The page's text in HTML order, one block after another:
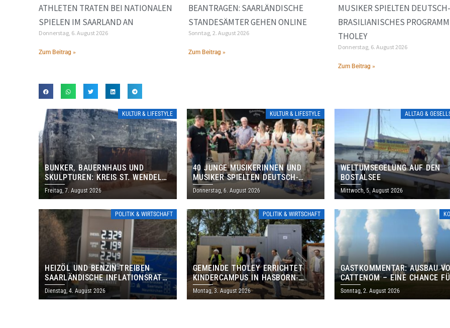
ATHLETEN TRATEN BEI NATIONALEN
SPIELEN IM SAARLAND AN
Donnerstag, 6. August 2026
Zum Beitrag »
BEANTRAGEN: SAARLÄNDISCHE
STANDESÄMTER GEHEN ONLINE
Sonntag, 2. August 2026
Zum Beitrag »
MUSIKER SPIELTEN DEUTSCH-
BRASILIANISCHES
THOLEY
Donnerstag, 6. August 2026
Zum Beitrag »
KULTUR & LIFESTYLE
BUNKER, BAUERNHAUS UND
SKULPTUREN: KREIS ST. WENDEL
LÄDT ZUM TAG DES OFFENEN
DENKMALS EIN
Freitag, 7. August 2026
KULTUR & LIFESTYLE
40 JUNGE MUSIKERINNEN UND
MUSIKER SPIELTEN DEUTSCH-
BRASILIANISCHES PROGRAMM IN
THOLEY
Donnerstag, 6. August 2026
ALLTAG &
WELTUMSEGELUNG AUF DEN
BOSTALSEE
Mittwoch, 5. August 2026
POLITIK & WIRTSCHAFT
HEIZÖL UND BENZIN TREIBEN
SAARLÄNDISCHE INFLATIONSRATE
IM JULI AUF 3,2 PROZENT
Dienstag, 4. August 2026
POLITIK & WIRTSCHAFT
GEMEINDE THOLEY ERRICHTET
KINDERCAMPUS IN HASBORN-
DAUTWEILER FÜR RUND 8,5 BIS 9
MILLIONEN EURO
Montag, 3. August 2026
GASTKOMMENTAR: AUSBAU
CATTENOM – EINE CHANCE
LOTHRINGEN UND DAS
Sonntag, 2. August 2026